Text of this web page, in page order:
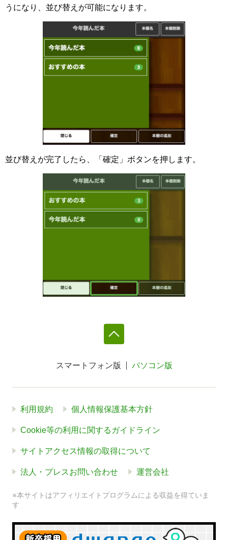
うになり、並び替えが可能になります。
並び替えが完了したら、「確定」ボタンを押します。
スマートフォン版 パソコン版
利用規約 個人情報保護基本方針
Cookie等の利用に関するガイドライン
サイトアクセス情報の取得について
法人・プレスお問い合わせ 運営会社
※本サイトはアフィリエイトプログラムによる収益を得ていま
す